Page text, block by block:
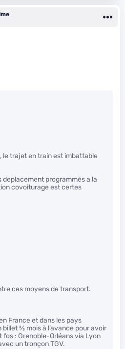
le trajet en train est imbattable
programmés a la
covoiturage est certes
ces moyens de transport.
France et dans les pays
billet2⁄3 mois à l’avance pour avoir
: Grenoble-Orléans via Lyon
un tronçon TGV.